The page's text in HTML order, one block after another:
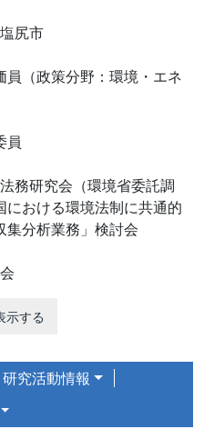
尻市
（政策分野：環境・エネ
員
務研究会（環境省委託調
おける環境法制に共通的
集分析業務」検討会
示する
研究活動情報